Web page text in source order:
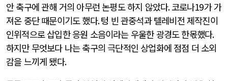
안 축구에 관해 거의 아무런 논평도 하지 않았다.코로나19가 가
져온 중단 때문이기도 했다.텅 빈 관중석과 텔레비전 제작진이
인위적으로 삽입한 응원 소음이라는 우울한 광경도 한몫했다.
하지만 무엇보다 나는 축구의 극단적인 상업화에 점점 더 소외
감을 느끼게 됐다.